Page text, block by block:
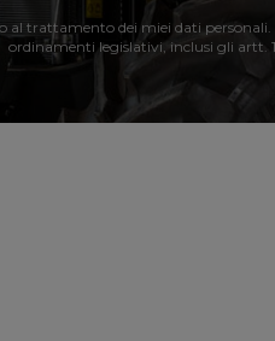
al trattamento dei miei dati
ordinamenti legislativi, inclusi gli artt.